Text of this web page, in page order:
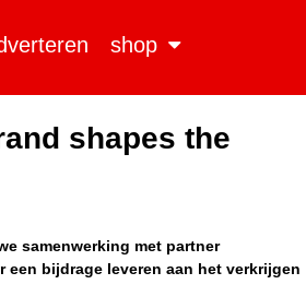
shop
shapes the
samenwerking met partner
een bijdrage leveren aan het verkrijgen